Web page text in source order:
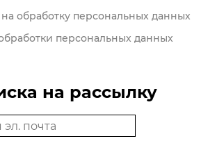
на обработку персональных данных
персональных данных
на рассылку